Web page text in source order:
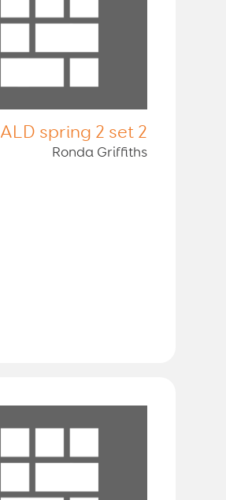
ALD spring 2 set 2
Ronda Griffiths